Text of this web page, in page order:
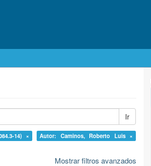
Ir
14) ×
Autor: Caminos, Roberto Luis ×
Mostrar filtros avanzados